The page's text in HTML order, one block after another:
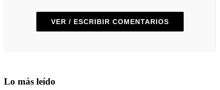
VER / ESCRIBIR COMENTARIOS
Lo más leído